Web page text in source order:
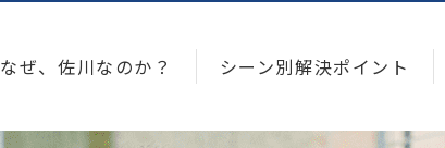
なぜ、佐川なのか？ シーン別解決ポイント